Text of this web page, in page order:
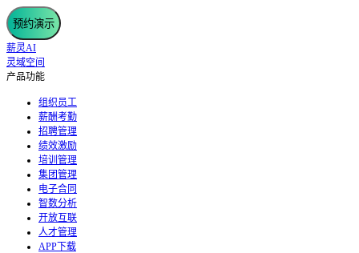
预约演示
薪灵AI
灵域空间
产品功能
组织员工
薪酬考勤
招聘管理
绩效激励
培训管理
集团管理
电子合同
智数分析
开放互联
人才管理
APP下载